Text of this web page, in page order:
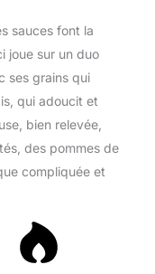
sauces font la
joue sur un duo
ses grains qui
qui adoucit et
bien relevée,
des pommes de
compliquée et